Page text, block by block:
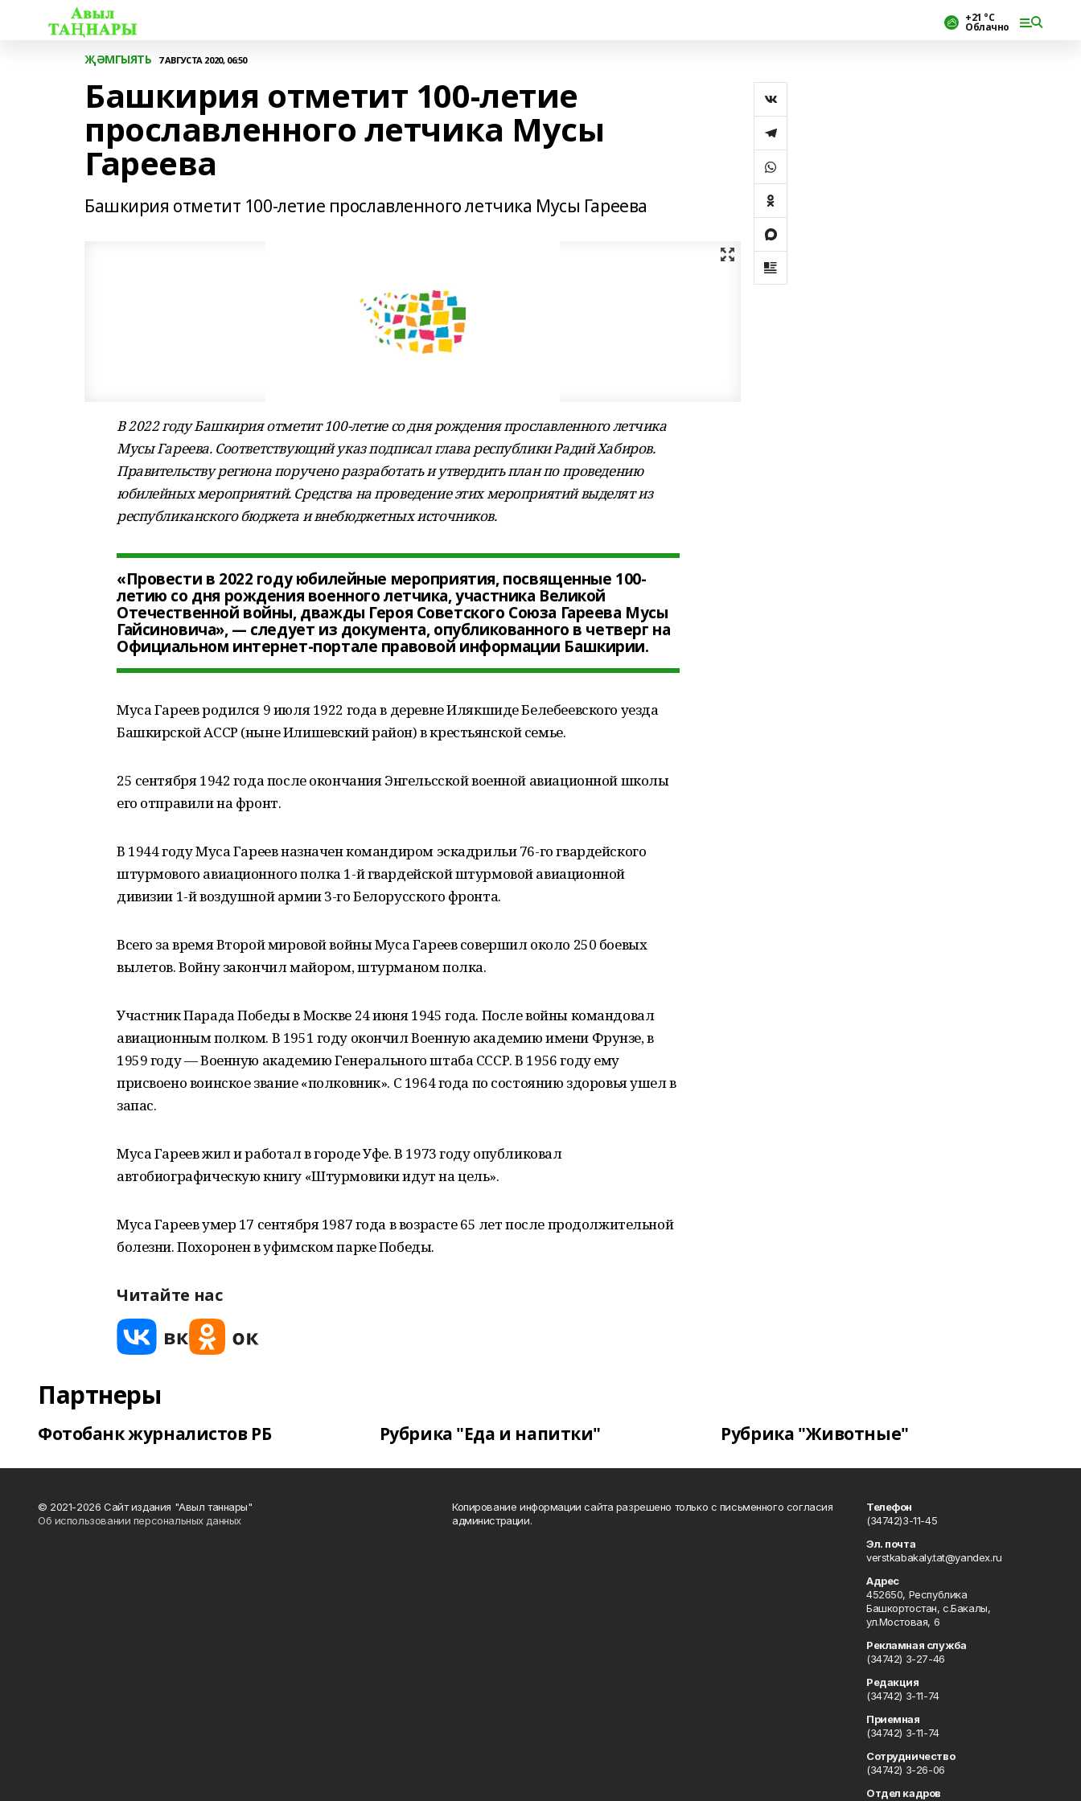
+21 °С
Облачно
ҖӘМГЫЯТЬ 7 АВГУСТА 2020, 06:50
Башкирия отметит 100-летие
прославленного летчика Мусы
Гареева
Башкирия отметит 100-летие прославленного летчика Мусы Гареева
В 2022 году Башкирия отметит 100-летие со дня рождения прославленного летчика
Мусы Гареева. Соответствующий указ подписал глава республики Радий Хабиров.
Правительству региона поручено разработать и утвердить план по проведению
юбилейных мероприятий. Средства на проведение этих мероприятий выделят из
республиканского бюджета и внебюджетных источников.
«Провести в 2022 году юбилейные мероприятия, посвященные 100-
летию со дня рождения военного летчика, участника Великой
Отечественной войны, дважды Героя Советского Союза Гареева Мусы
Гайсиновича», — следует из документа, опубликованного в четверг на
Официальном интернет-портале правовой информации Башкирии.
Муса Гареев родился 9 июля 1922 года в деревне Илякшиде Белебеевского уезда
Башкирской АССР (ныне Илишевский район) в крестьянской семье.
25 сентября 1942 года после окончания Энгельсской военной авиационной школы
его отправили на фронт.
В 1944 году Муса Гареев назначен командиром эскадрильи 76-го гвардейского
штурмового авиационного полка 1-й гвардейской штурмовой авиационной
дивизии 1-й воздушной армии 3-го Белорусского фронта.
Всего за время Второй мировой войны Муса Гареев совершил около 250 боевых
вылетов. Войну закончил майором, штурманом полка.
Участник Парада Победы в Москве 24 июня 1945 года. После войны командовал
авиационным полком. В 1951 году окончил Военную академию имени Фрунзе, в
1959 году — Военную академию Генерального штаба СССР. В 1956 году ему
присвоено воинское звание «полковник». С 1964 года по состоянию здоровья ушел в
запас.
Муса Гареев жил и работал в городе Уфе. В 1973 году опубликовал
автобиографическую книгу «Штурмовики идут на цель».
Муса Гареев умер 17 сентября 1987 года в возрасте 65 лет после продолжительной
болезни. Похоронен в уфимском парке Победы.
Читайте нас
Партнеры
Фотобанк журналистов РБ Рубрика "Еда и напитки" Рубрика "Животные"
© 2021-2026 Сайт издания "Авыл таннары"
Об использовании персональных данных
Копирование информации сайта разрешено только с письменного согласия
администрации.
Телефон
(34742)3-11-45
Эл. почта
verstkabakaly.tat@yandex.ru
Адрес
452650, Республика
Башкортостан, с.Бакалы,
ул.Мостовая, 6
Рекламная служба
(34742) 3-27-46
Редакция
(34742) 3-11-74
Приемная
(34742) 3-11-74
Сотрудничество
(34742) 3-26-06
Отдел кадров